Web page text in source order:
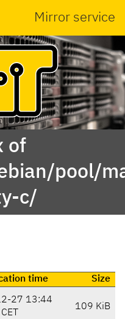
Mirror service
of
pool/
c/
time
Size
27 13:44
CET
109 KiB